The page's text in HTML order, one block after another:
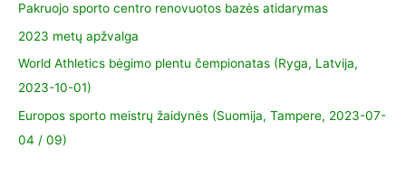
Pakruojo sporto centro renovuotos bazės atidarymas
2023 metų apžvalga
World Athletics bėgimo plentu čempionatas (Ryga, Latvija,
2023-10-01)
Europos sporto meistrų žaidynės (Suomija, Tampere, 2023-07-
04 / 09)